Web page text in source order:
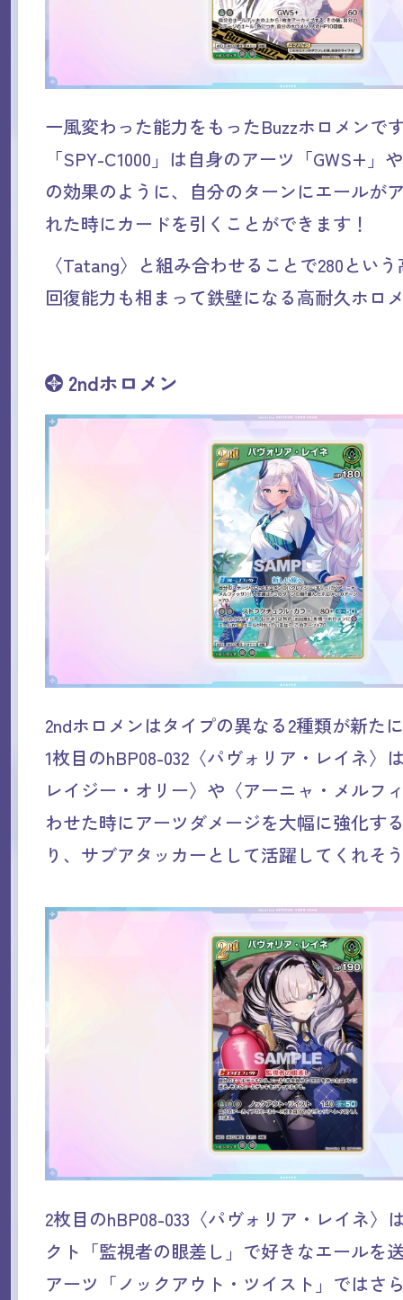
一風変わった能力をもったBuzzホロメンで
「SPY-C1000」は自身のアーツ「GWS+」
の効果のように、自分のターンにエールが
れた時にカードを引くことができます！
〈Tatang〉と組み合わせることで280とい
回復能力も相まって鉄壁になる高耐久ホロ
2ndホロメン
2ndホロメンはタイプの異なる2種類が新た
1枚目のhBP08-032〈パヴォリア・レイネ〉
レイジー・オリー〉や〈アーニャ・メルフ
わせた時にアーツダメージを大幅に強化す
り、サブアタッカーとして活躍してくれそ
2枚目のhBP08-033〈パヴォリア・レイネ〉
クト「監視者の眼差し」で好きなエールを
アーツ「ノックアウト・ツイスト」ではさ